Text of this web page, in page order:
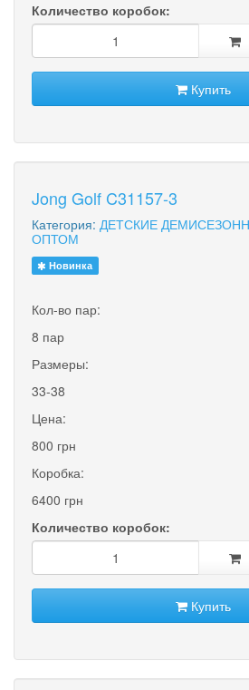
Количество коробок:
Купить
Jong Golf C31157-3
Категория: ДЕТСКИЕ
ОПТОМ
Новинка
Кол-во пар:
8 пар
Размеры:
33-38
Цена:
800 грн
Коробка:
6400 грн
Количество коробок:
Купить